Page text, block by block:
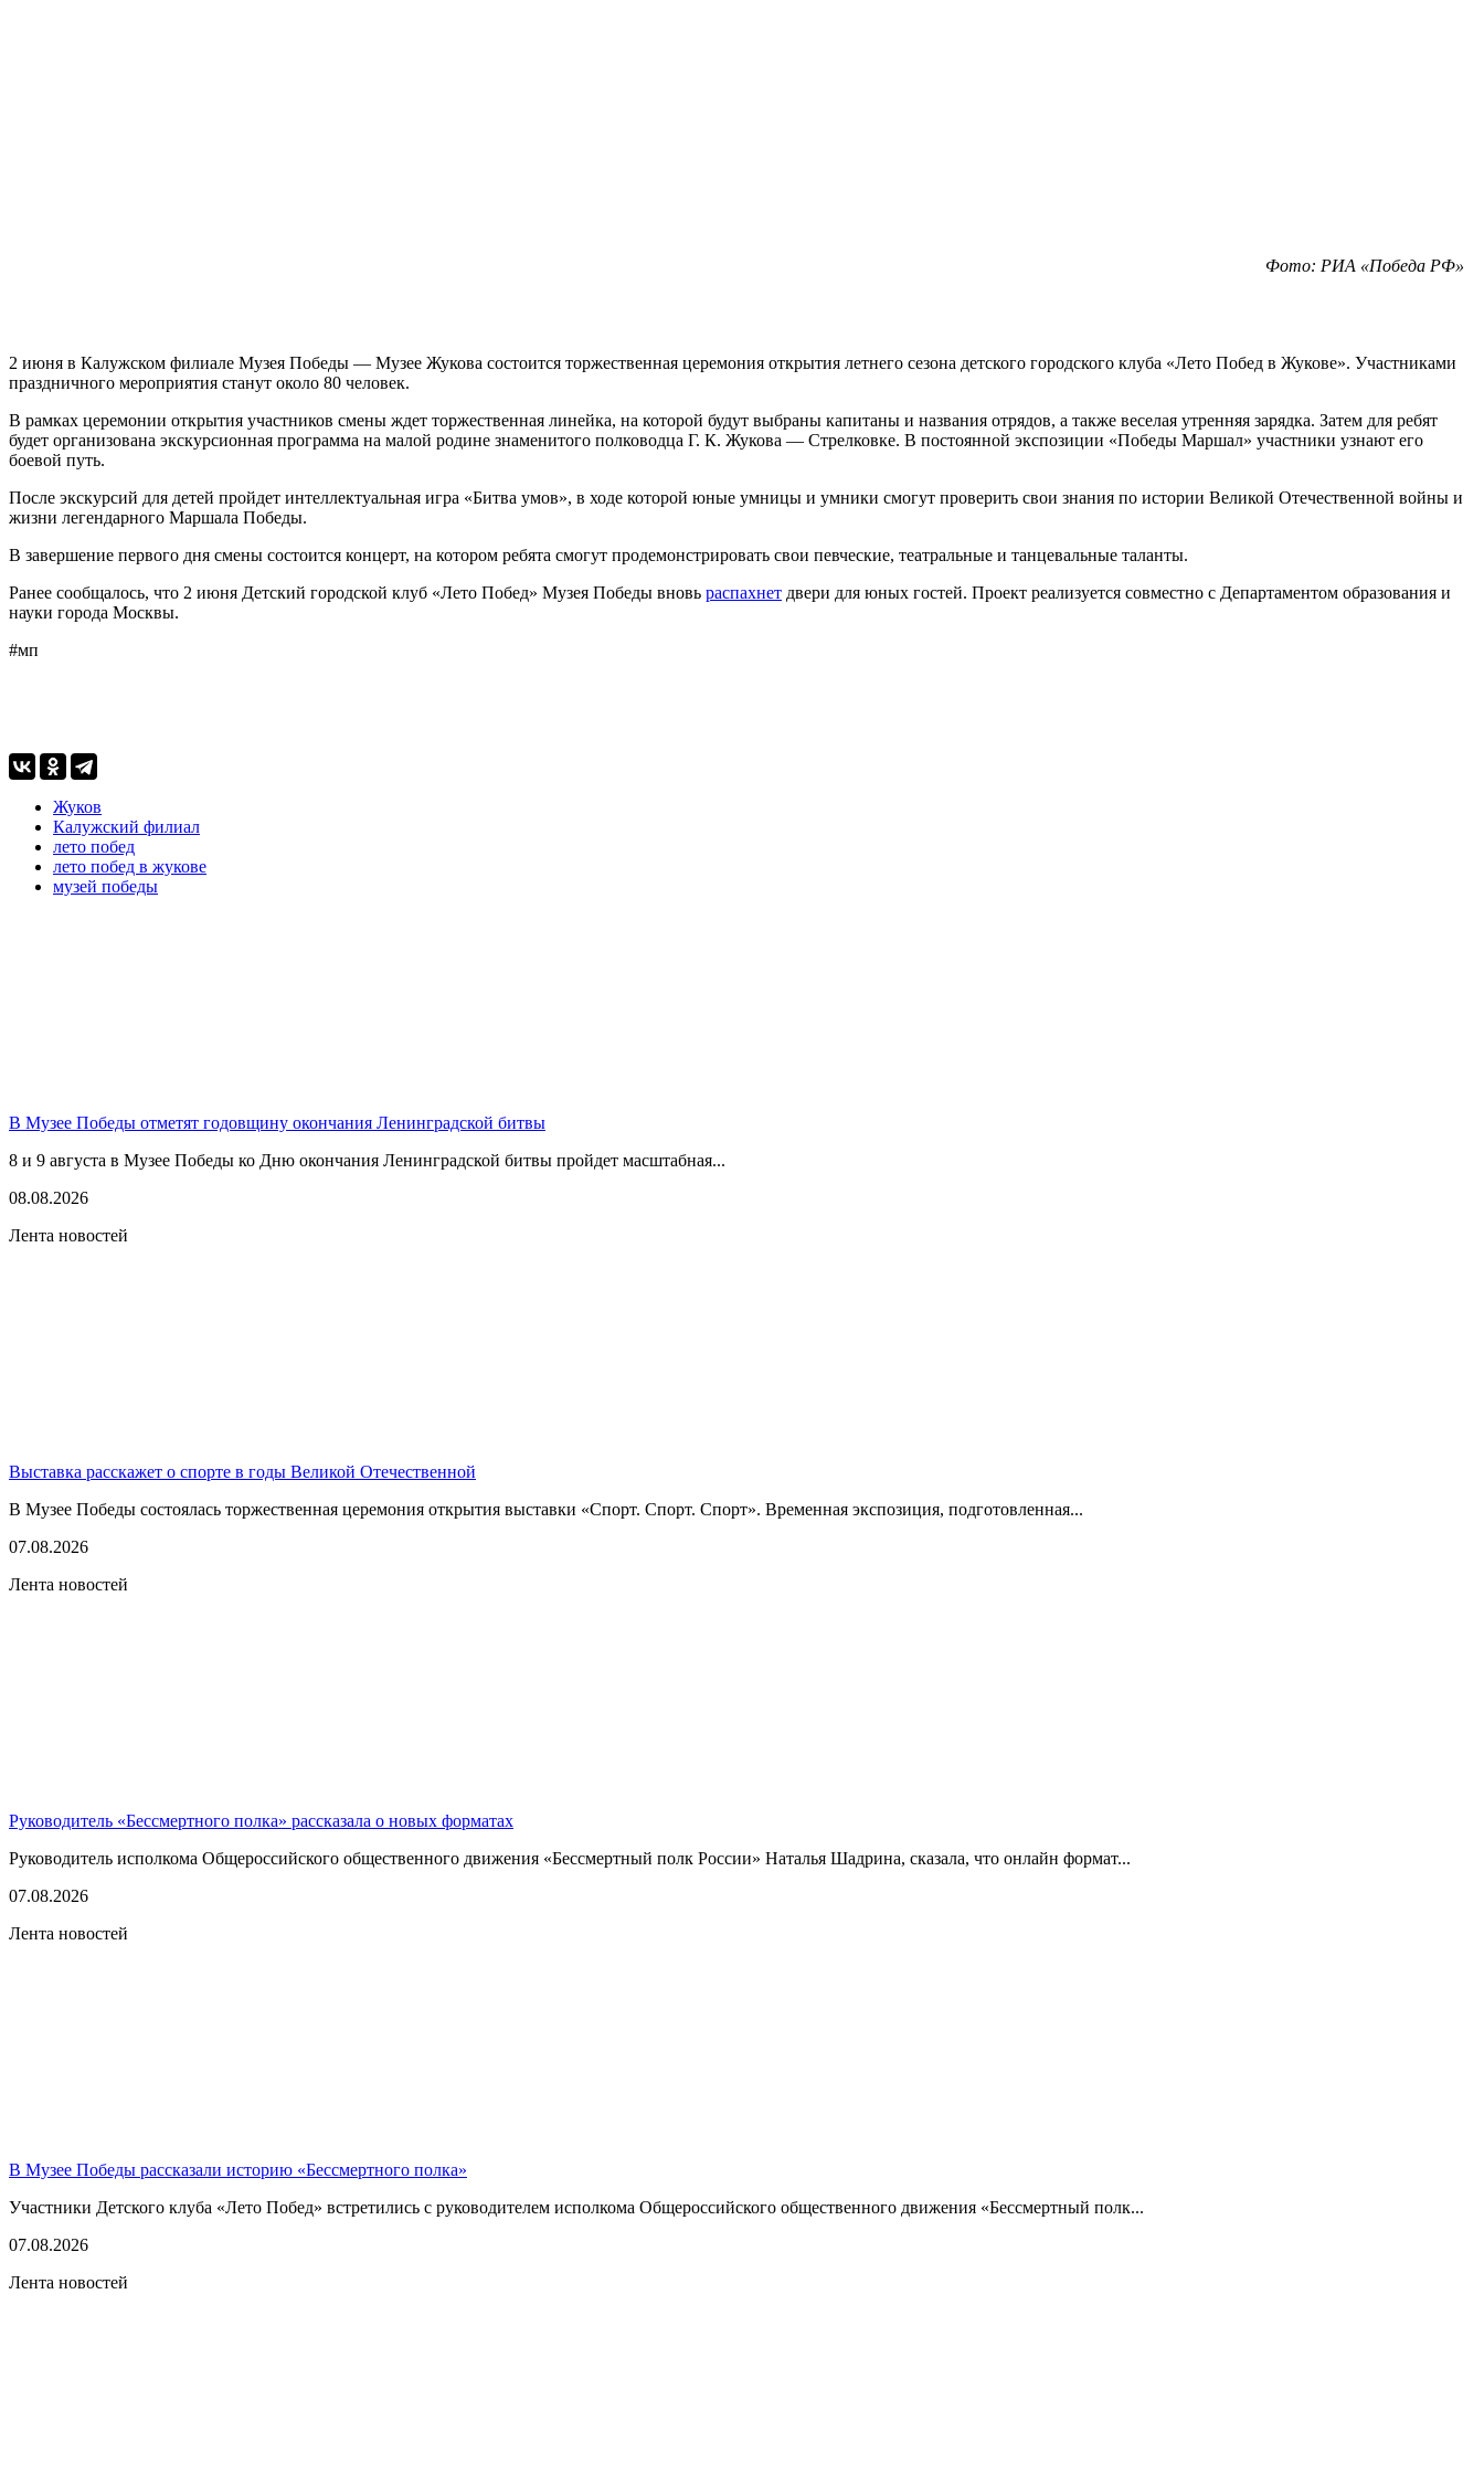
Фото: РИА «Победа РФ»
2 июня в Калужском филиале Музея Победы — Музее Жукова состоится торжественная церемония открытия летнего сезона детского городского клуба «Лето Побед в Жукове». Участниками
праздничного мероприятия станут около 80 человек.
В рамках церемонии открытия участников смены ждет торжественная линейка, на которой будут выбраны капитаны и названия отрядов, а также веселая утренняя зарядка. Затем для ребят
будет организована экскурсионная программа на малой родине знаменитого полководца Г. К. Жукова — Стрелковке. В постоянной экспозиции «Победы Маршал» участники узнают его
боевой путь.
После экскурсий для детей пройдет интеллектуальная игра «Битва умов», в ходе которой юные умницы и умники смогут проверить свои знания по истории Великой Отечественной войны и
жизни легендарного Маршала Победы.
В завершение первого дня смены состоится концерт, на котором ребята смогут продемонстрировать свои певческие, театральные и танцевальные таланты.
Ранее сообщалось, что 2 июня Детский городской клуб «Лето Побед» Музея Победы вновь распахнет двери для юных гостей. Проект реализуется совместно с Департаментом образования и
науки города Москвы.
#мп
Жуков
Калужский филиал
лето побед
лето побед в жукове
музей победы
В Музее Победы отметят годовщину окончания Ленинградской битвы
8 и 9 августа в Музее Победы ко Дню окончания Ленинградской битвы пройдет масштабная...
08.08.2026
Лента новостей
Выставка расскажет о спорте в годы Великой Отечественной
В Музее Победы состоялась торжественная церемония открытия выставки «Спорт. Спорт. Спорт». Временная экспозиция, подготовленная...
07.08.2026
Лента новостей
Руководитель «Бессмертного полка» рассказала о новых форматах
Руководитель исполкома Общероссийского общественного движения «Бессмертный полк России» Наталья Шадрина, сказала, что онлайн формат...
07.08.2026
Лента новостей
В Музее Победы рассказали историю «Бессмертного полка»
Участники Детского клуба «Лето Побед» встретились с руководителем исполкома Общероссийского общественного движения «Бессмертный полк...
07.08.2026
Лента новостей